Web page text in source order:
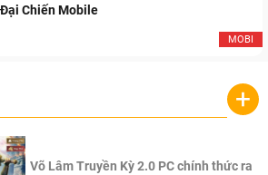
MOBI
Chiến Mobile
+
Võ Lâm Truyền Kỳ 2.0 PC chính thức ra